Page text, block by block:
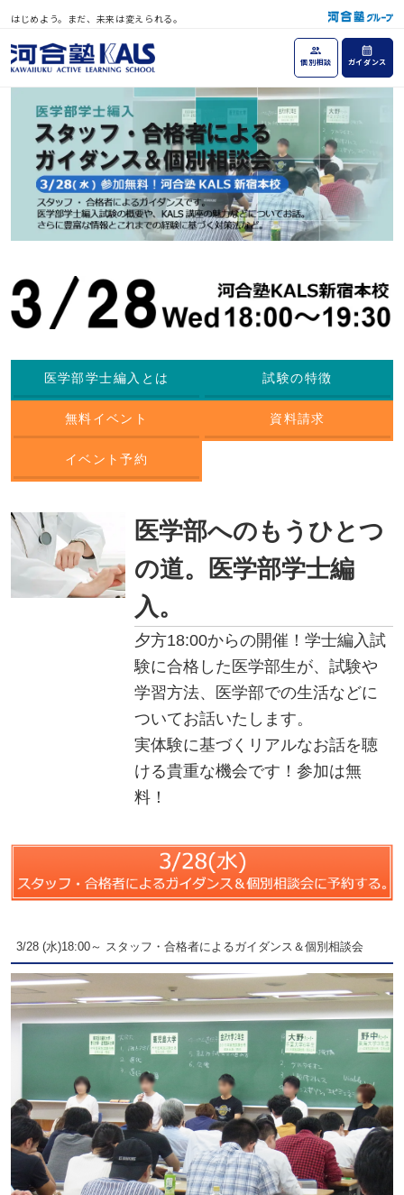
はじめよう。まだ、未来は変えられる。
個別相談 ガイダンス
医学部学士編入とは 試験の特徴
無料イベント 資料請求
イベント予約
医学部へのもうひとつ
の道。医学部学士編
入。
夕方18:00からの開催！学士編入試
験に合格した医学部生が、試験や
学習方法、医学部での生活などに
ついてお話いたします。
実体験に基づくリアルなお話を聴
ける貴重な機会です！参加は無
料！
3/28 (水)18:00～ スタッフ・合格者によるガイダンス＆個別相談会